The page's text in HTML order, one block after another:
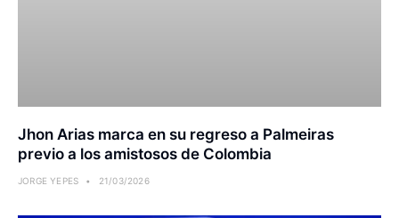
Jhon Arias marca en su regreso a Palmeiras
previo a los amistosos de Colombia
JORGE YEPES 21/03/2026